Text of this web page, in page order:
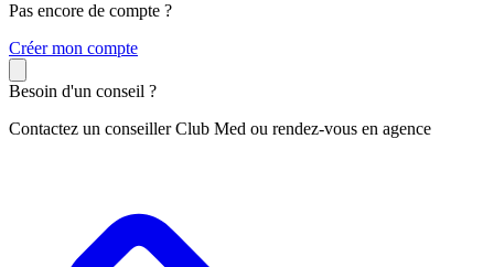
Pas encore de compte ?
Créer mon compte
Besoin d'un conseil ?
Contactez un conseiller Club Med ou rendez-vous en agence